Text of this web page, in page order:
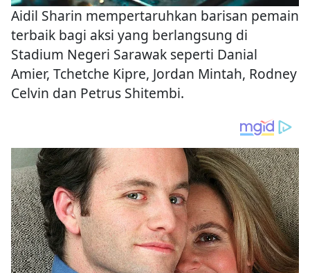
Aidil Sharin mempertaruhkan barisan pemain
terbaik bagi aksi yang berlangsung di
Stadium Negeri Sarawak seperti Danial
Amier, Tchetche Kipre, Jordan Mintah, Rodney
Celvin dan Petrus Shitembi.